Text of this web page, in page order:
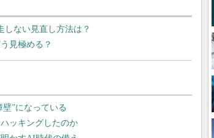
ない見直し方法は？
見極める？